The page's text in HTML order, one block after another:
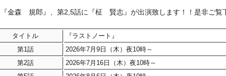
金森 規郎』、第2,5話に『柾 賢志』が出演致します！！是非ご覧
タイトル
『ラストノート』
第1話
2026年7月9日（木）夜10時～
第2話
2026年7月16日（木）夜10時～